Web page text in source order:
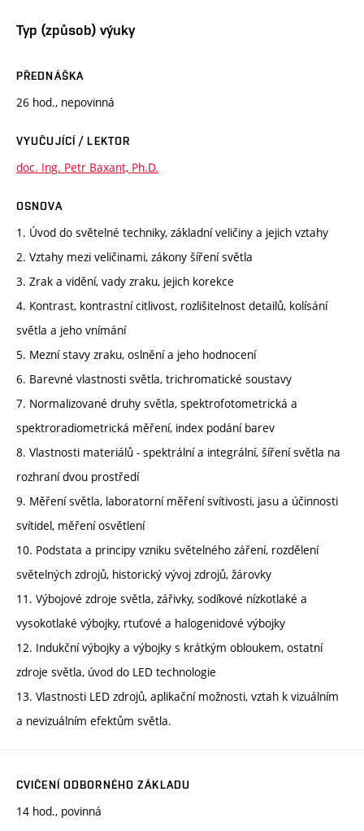
Typ (způsob) výuky
PŘEDNÁŠKA
26 hod., nepovinná
VYUČUJÍCÍ / LEKTOR
doc. Ing. Petr Baxant, Ph.D.
OSNOVA
1. Úvod do světelné techniky, základní veličiny a jejich vztahy
2. Vztahy mezi veličinami, zákony šíření světla
3. Zrak a vidění, vady zraku, jejich korekce
4. Kontrast, kontrastní citlivost, rozlišitelnost detailů, kolísání
světla a jeho vnímání
5. Mezní stavy zraku, oslnění a jeho hodnocení
6. Barevné vlastnosti světla, trichromatické soustavy
7. Normalizované druhy světla, spektrofotometrická a
spektroradiometrická měření, index podání barev
8. Vlastnosti materiálů - spektrální a integrální, šíření světla na
rozhraní dvou prostředí
9. Měření světla, laboratorní měření svítivosti, jasu a účinnosti
svítidel, měření osvětlení
10. Podstata a principy vzniku světelného záření, rozdělení
světelných zdrojů, historický vývoj zdrojů, žárovky
11. Výbojové zdroje světla, zářivky, sodíkové nízkotlaké a
vysokotlaké výbojky, rtuťové a halogenidové výbojky
12. Indukční výbojky a výbojky s krátkým obloukem, ostatní
zdroje světla, úvod do LED technologie
13. Vlastnosti LED zdrojů, aplikační možnosti, vztah k vizuálním
a nevizuálním efektům světla.
CVIČENÍ ODBORNÉHO ZÁKLADU
14 hod., povinná